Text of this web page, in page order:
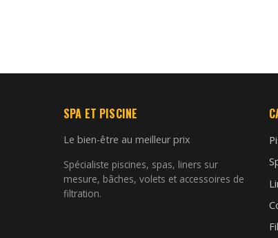
SPA ET PISCINE
Le bien-être au meilleur prix
Spécialiste piscines, spas, liners sur
mesure, bâches, volets et accessoires de
filtration.